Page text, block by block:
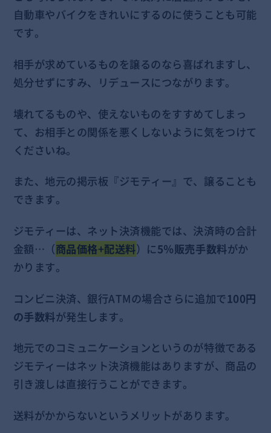
自動車やバイクをきれいにするのに使うことも可能
です。
相手が求めているものを譲るのなら喜ばれますし、
処分せずにすみ、リデュースにつながります。
壊れてるものや、使えないものをすすめてしまっ
て、お相手との関係を悪くしないように気をつけて
くださいね。
また、地元の掲示板『ジモティー』で、譲ることも
できます。
ジモティーは、ネット決済機能では、決済時の合計
金額…（商品価格+配送料）に5％販売手数料がか
かります。
コンビニ決済、銀行ATMの場合さらに追加で100円
の手数料が発生します。
地元でのコミュニケーションというのが特徴である
ジモティーはネット決済機能はありますが、商品の
引き渡しは直接行うことができます。
送料がかからないというメリットがあります。